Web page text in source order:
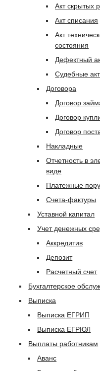
Акт скрытых
Акт списания
Акт
состояния
Дефектный
Судебные
Договора
Договор
Договор
Договор
Накладные
Отчетность в
виде
Платежные
Счета-фактуры
Уставной капитал
Учет денежных
Аккредитив
Депозит
Расчетный счет
Бухгалтерское
Выписка
Выписка ЕГРИП
Выписка ЕГРЮЛ
Выплаты работникам
Аванс